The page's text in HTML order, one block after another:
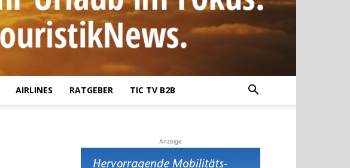
AIRLINES RATGEBER TIC TV B2B
Anzeige